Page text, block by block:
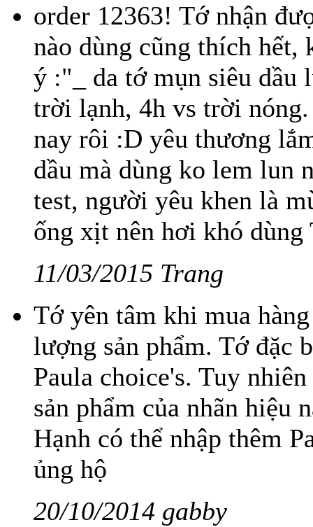
order 12363! Tớ nhận
nào dùng cũng thích hết,
ý :"_ da tớ mụn siêu dầu
trời lạnh, 4h vs trời
nay rôi :D yêu thương
dầu mà dùng ko lem lun
test, người yêu khen là
ống xịt nên hơi khó dùng
11/03/2015 Trang
Tớ yên tâm khi mua
lượng sản phẩm. Tớ đặc
Paula choice's. Tuy
sản phẩm của nhãn hiệu
Hạnh có thể nhập thêm
ủng hộ
20/10/2014 gabby